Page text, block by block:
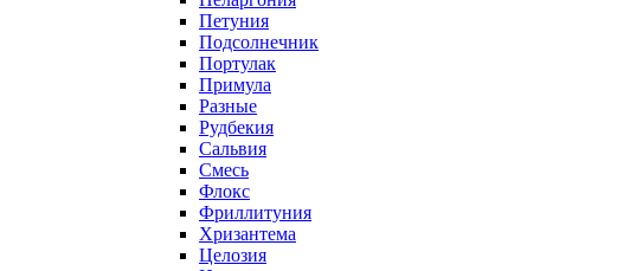
Петуния
Подсолнечник
Портулак
Примула
Разные
Рудбекия
Сальвия
Смесь
Флокс
Фриллитуния
Хризантема
Целозия